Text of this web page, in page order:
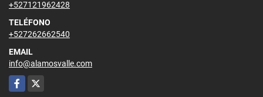
+527121962428
TELÉFONO
+527262662540
EMAIL
info@alamosvalle.com
Facebook
X